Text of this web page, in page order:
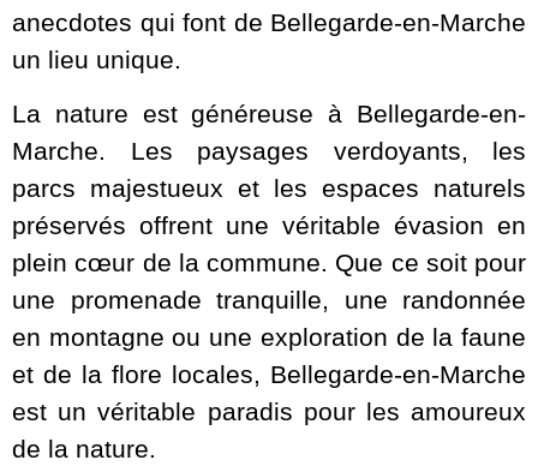
anecdotes qui font de Bellegarde-en-Marche
un lieu unique.
La nature est généreuse à Bellegarde-en-
Marche. Les paysages verdoyants, les
parcs majestueux et les espaces naturels
préservés offrent une véritable évasion en
plein cœur de la commune. Que ce soit pour
une promenade tranquille, une randonnée
en montagne ou une exploration de la faune
et de la flore locales, Bellegarde-en-Marche
est un véritable paradis pour les amoureux
de la nature.